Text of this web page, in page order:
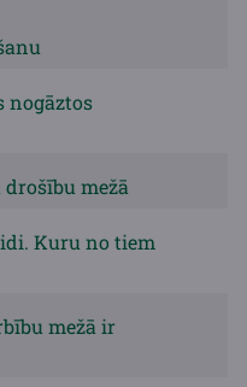
nogāztos
mežā
Kuru no tiem
mežā ir